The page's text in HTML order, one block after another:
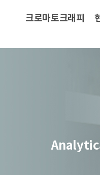
크로마토크래피